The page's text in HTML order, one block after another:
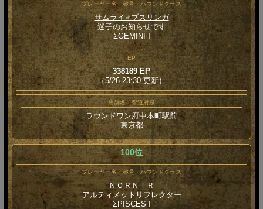
プレーヤー名・称号・ハウンドクラス
サムライ♂ブスリンガ
迷子のお知らせです
ΣGEMINI Ⅰ
EP
338189 EP
（5/26 23:30 更新）
店舗名・都道府県
ラウンドワン府中本町駅前
東京都
100位
プレーヤー名・称号・ハウンドクラス
ＮＯＲＮＩＲ
アルティメットリフレクター
ΣPISCES Ⅰ